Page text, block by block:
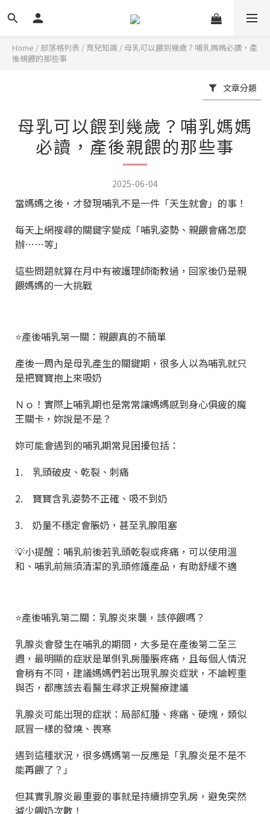
Home / 部落格列表 / 育兒知識 / 母乳可以餵到幾歲？哺乳媽媽必讀，產
後親餵的那些事
文章分類
母乳可以餵到幾歲？哺乳媽媽
必讀，產後親餵的那些事
2025-06-04
當媽媽之後，才發現哺乳不是一件「天生就會」的事！
每天上網搜尋的關鍵字變成「哺乳姿勢、親餵會痛怎麼
辦……等」
這些問題就算在月中有被護理師衛教過，回家後仍是親
餵媽媽的一大挑戰
⭐產後哺乳第一關：親餵真的不簡單
產後一周內是母乳產生的關鍵期，很多人以為哺乳就只
是把寶寶抱上來吸奶
Ｎｏ！實際上哺乳期也是常常讓媽媽感到身心俱疲的魔
王關卡，妳說是不是？
妳可能會遇到的哺乳期常見困擾包括：
1. 乳頭破皮、乾裂、刺痛
2. 寶寶含乳姿勢不正確、吸不到奶
3. 奶量不穩定會脹奶，甚至乳腺阻塞
💡小提醒：哺乳前後若乳頭乾裂或疼痛，可以使用溫
和、哺乳前無須清潔的乳頭修護產品，有助舒緩不適
⭐產後哺乳第二關：乳腺炎來襲，該停餵嗎？
乳腺炎會發生在哺乳的期間，大多是在產後第二至三
週，最明顯的症狀是單側乳房腫脹疼痛，且每個人情況
會稍有不同，建議媽媽們若出現乳腺炎症狀，不論輕重
與否，都應該去看醫生尋求正規醫療建議
乳腺炎可能出現的症狀：局部紅腫、疼痛、硬塊，類似
感冒一樣的發燒、畏寒
遇到這種狀況，很多媽媽第一反應是「乳腺炎是不是不
能再餵了？」
但其實乳腺炎最重要的事就是持續排空乳房，避免突然
減少餵奶次數！